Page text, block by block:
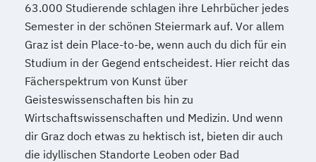
Rechtswissenschaften Doktoratsstudium
Religionswissenschaft
Religionswissenschaft Doktoratsstudium
Romanistik (Französisch)
Romanistik (Italienisch)
Romanistik (Spanisch)
Romanistik Master (Französisch
Italienisch Spanisch) Russisch
63.000 Studierende schlagen ihre Lehrbücher jedes
Semester in der schönen Steiermark auf. Vor allem
Graz ist dein Place-to-be, wenn auch du dich für ein
Studium in der Gegend entscheidest. Hier reicht das
Fächerspektrum von Kunst über
Geisteswissenschaften bis hin zu
Wirtschaftswissenschaften und Medizin. Und wenn
dir Graz doch etwas zu hektisch ist, bieten dir auch
die idyllischen Standorte Leoben oder Bad